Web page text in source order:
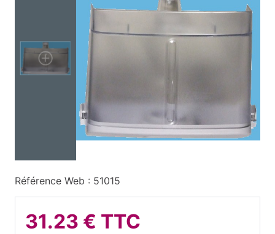
Référence Web : 51015
31.23 € TTC